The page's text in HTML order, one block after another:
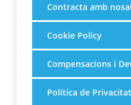
Contracta amb
Cookie Policy
Compensacions i
Política de Privacitat